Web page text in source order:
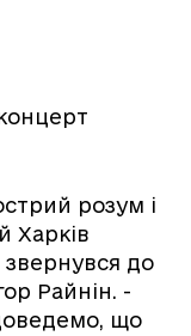
розум і
Харків
до
Райнін. -
що